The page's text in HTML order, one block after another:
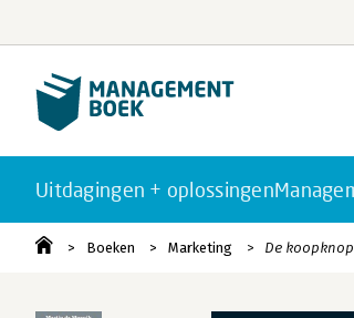
Uitdagingen + oplossingen
Boeken Marketing De koopknop